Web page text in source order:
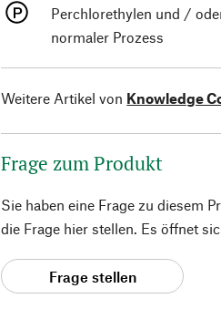
Perchlorethylen und /
normaler Prozess
Weitere Artikel von Knowledge
Frage zum Produkt
Sie haben eine Frage zu diesem
die Frage hier stellen. Es öffnet
Frage stellen